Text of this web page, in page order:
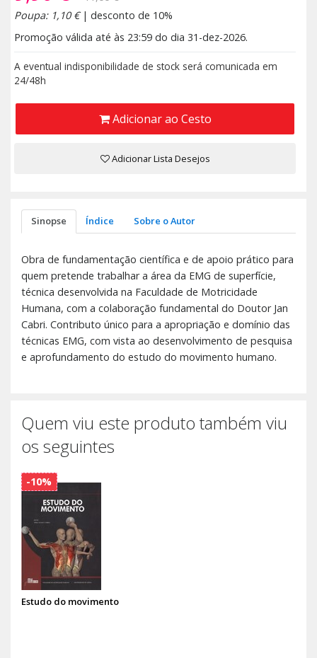
Poupa: 1,10 €| desconto de 10%
Promoção válida até às 23:59 do dia 31-dez-2026.
A eventual indisponibilidade de stock será comunicada em
24/48h
Adicionar ao Cesto
Adicionar Lista Desejos
Sinopse Índice Sobre o Autor
Obra de fundamentação científica e de apoio prático para
quem pretende trabalhar a área da EMG de superfície,
técnica desenvolvida na Faculdade de Motricidade
Humana, com a colaboração fundamental do Doutor Jan
Cabri. Contributo único para a apropriação e domínio das
técnicas EMG, com vista ao desenvolvimento de pesquisa
e aprofundamento do estudo do movimento humano.
Quem viu este produto também viu
os seguintes
Estudo do movimento
-10%